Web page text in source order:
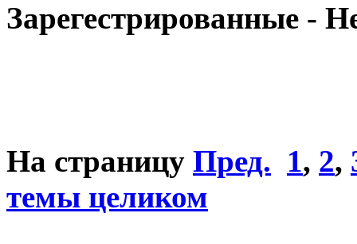
Зарегестрированные -
На страницу Пред. 1, 2,
темы целиком